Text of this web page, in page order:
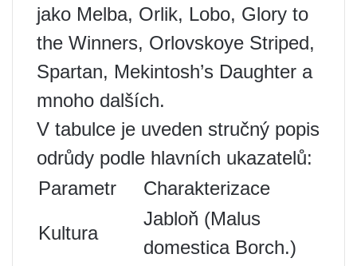
jako Melba, Orlik, Lobo, Glory to
the Winners, Orlovskoye Striped,
Spartan, Mekintosh’s Daughter a
mnoho dalších.
V tabulce je uveden stručný popis
odrůdy podle hlavních ukazatelů:
Parametr
Charakterizace
Kultura
Jabloň (Malus
domestica Borch.)